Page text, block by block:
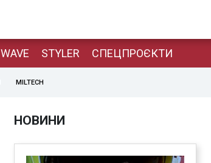
WAVE STYLER СПЕЦПРОЄКТИ
MILTECH
НОВИНИ